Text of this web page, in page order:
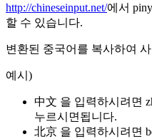
http://chineseinput.net/에서
할 수 있습니다.
변환된 중국어를 복사하여
예시)
中文 을 입력하시려면
누르시면됩니다.
北京 을 입력하시려면